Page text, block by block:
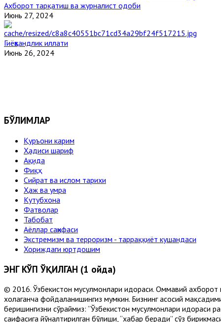
Ахборот тарқатиш ва журналист одоби
Июнь 27, 2024
Гиёҳвандлик иллати
Июнь 26, 2024
БЎЛИМЛАР
Қуръони карим
Ҳадиси шариф
Ақида
Фиқҳ
Сийрат ва ислом тарихи
Ҳаж ва умра
Кутубхона
Фатволар
Табобат
Аёллар саҳифаси
Экстремизм ва терроризм - тарраққиёт кушандаси
Хориждаги юртдошим
ЭНГ КЎП ЎҚИЛГАН (1 ойда)
© 2016. Ўзбекистон мусулмонлари идораси. Оммавий ахборот
хоҳлаганча фойдаланишингиз мумкин. Бизнинг асосий
беришингизни сўраймиз: “Ўзбекистон мусулмонлари идораси
саҳифасига йўналтирилган бўлиши, “хабар беради” сўз